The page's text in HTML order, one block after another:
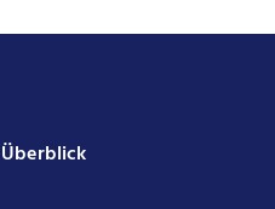
Überblick